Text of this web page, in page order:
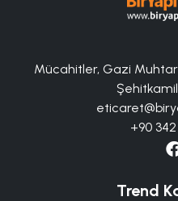
Mücahitler, Gazi Muhtar
+90
Trend